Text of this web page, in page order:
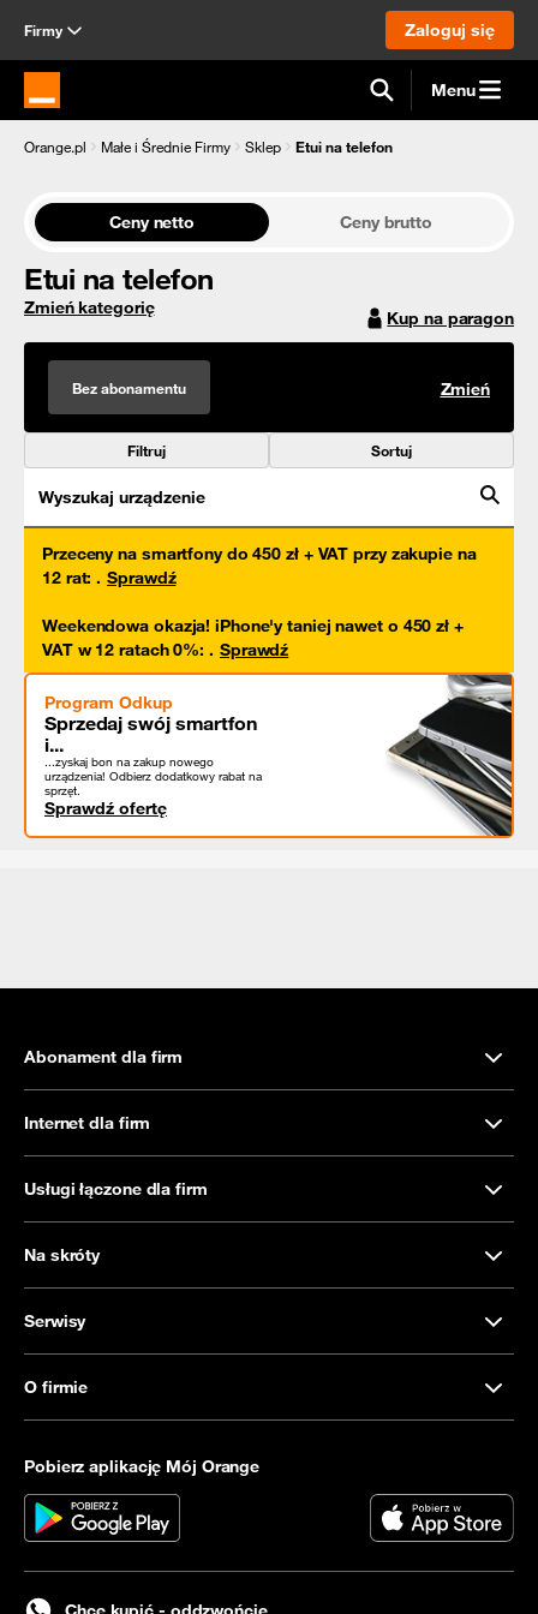
Firmy Zaloguj się
Strona główna Orange.pl Menu
Orange.pl Małe i Średnie Firmy Sklep Etui na telefon
Ceny netto Ceny brutto
Etui na telefon
Zmień kategorię Kup na paragon
Bez abonamentu Zmień
Filtruj Sortuj
Wyszukaj urządzenie
Przeceny na smartfony do 450 zł + VAT przy zakupie na
12 rat: . Sprawdź
Weekendowa okazja! iPhone'y taniej nawet o 450 zł +
VAT w 12 ratach 0%: . Sprawdź
Program Odkup
Sprzedaj swój smartfon
i...
...zyskaj bon na zakup nowego
urządzenia! Odbierz dodatkowy rabat na
sprzęt.
Sprawdź ofertę
Abonament dla firm
Internet dla firm
Usługi łączone dla firm
Na skróty
Serwisy
O firmie
Pobierz aplikację Mój Orange